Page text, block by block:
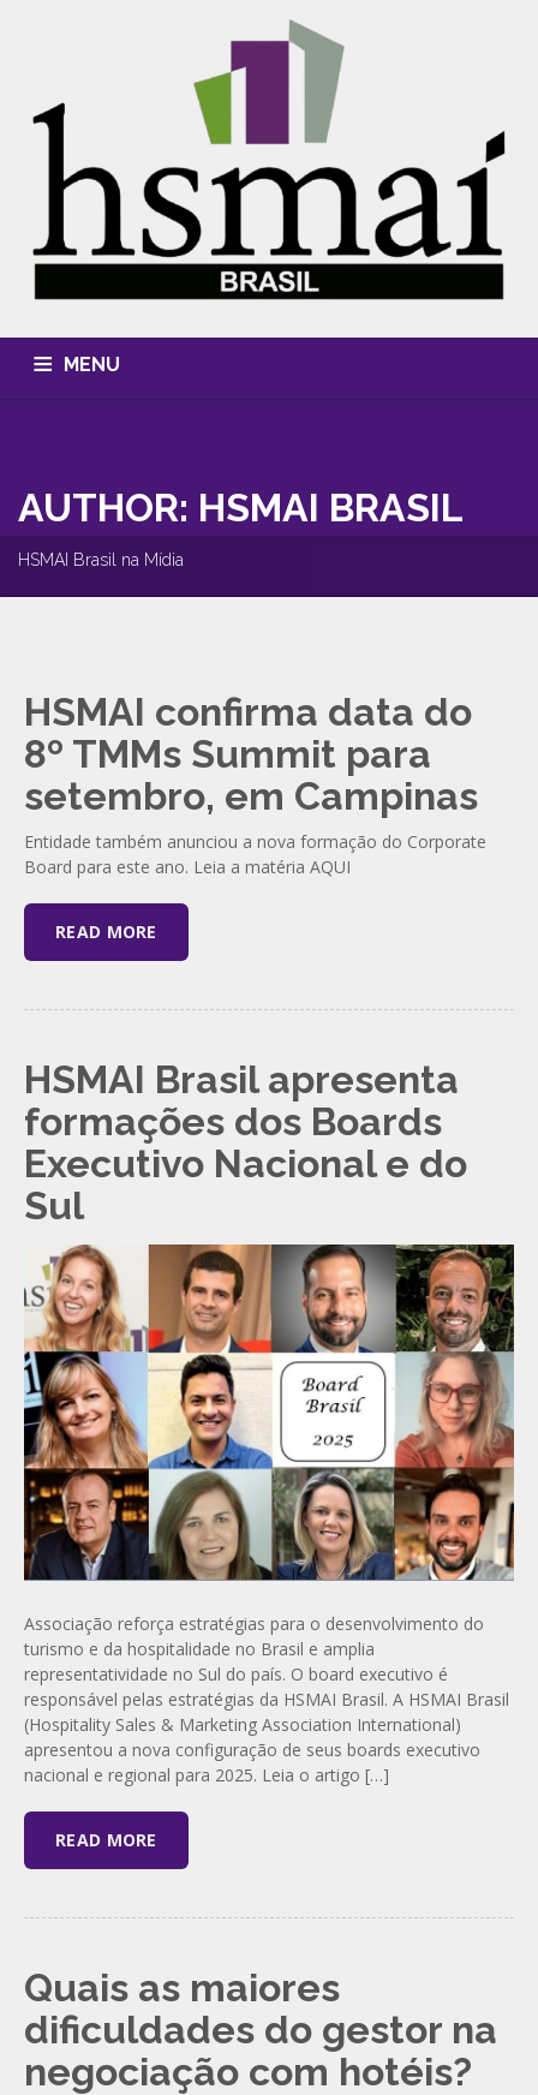
MENU
ASSOCIE-SE CONTATO
AUTHOR: HSMAI BRASIL
HSMAI Brasil na Mídia
HSMAI confirma data do
8º TMMs Summit para
setembro, em Campinas
Entidade também anunciou a nova formação do Corporate
Board para este ano. Leia a matéria AQUI
READ MORE
HSMAI Brasil apresenta
formações dos Boards
Executivo Nacional e do
Sul
Associação reforça estratégias para o desenvolvimento do
turismo e da hospitalidade no Brasil e amplia
representatividade no Sul do país. O board executivo é
responsável pelas estratégias da HSMAI Brasil. A HSMAI Brasil
(Hospitality Sales & Marketing Association International)
apresentou a nova configuração de seus boards executivo
nacional e regional para 2025. Leia o artigo […]
READ MORE
Quais as maiores
dificuldades do gestor na
negociação com hotéis?